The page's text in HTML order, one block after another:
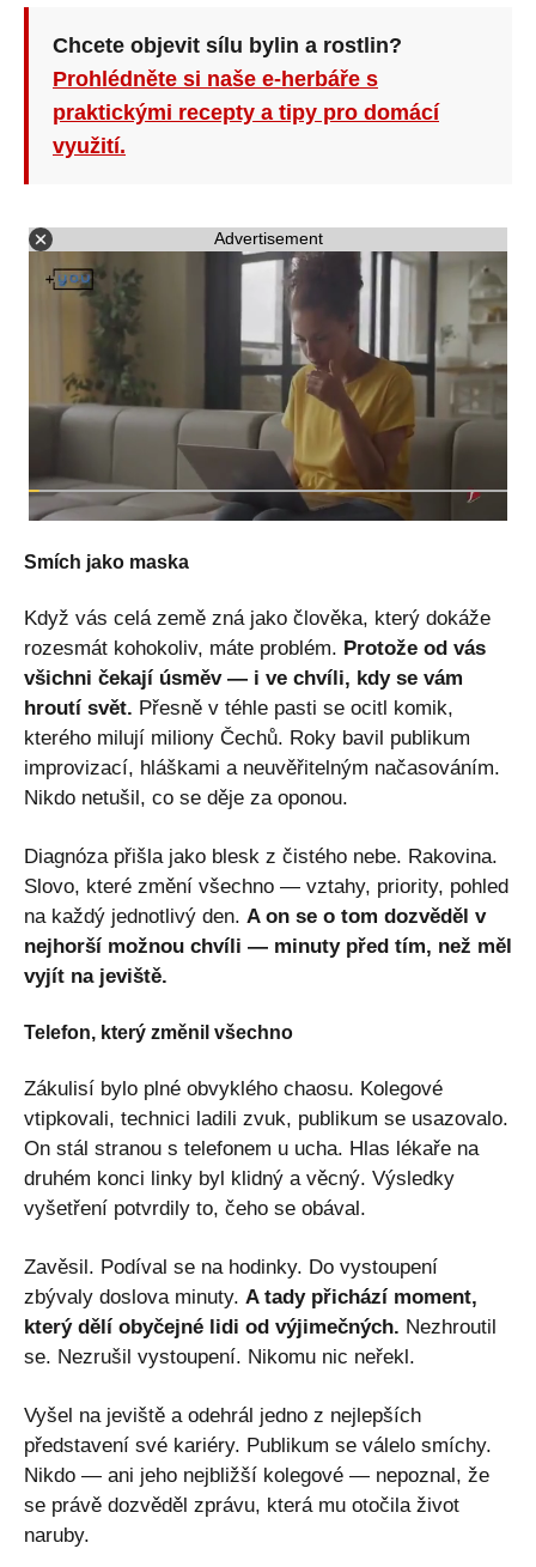
Chcete objevit sílu bylin a rostlin?
Prohlédněte si naše e-herbáře s
praktickými recepty a tipy pro domácí
využití.
Advertisement
Smích jako maska
Když vás celá země zná jako člověka, který dokáže
rozesmát kohokoliv, máte problém. Protože od vás
všichni čekají úsměv — i ve chvíli, kdy se vám
hroutí svět. Přesně v téhle pasti se ocitl komik,
kterého milují miliony Čechů. Roky bavil publikum
improvizací, hláškami a neuvěřitelným načasováním.
Nikdo netušil, co se děje za oponou.
Diagnóza přišla jako blesk z čistého nebe. Rakovina.
Slovo, které změní všechno — vztahy, priority, pohled
na každý jednotlivý den. A on se o tom dozvěděl v
nejhorší možnou chvíli — minuty před tím, než měl
vyjít na jeviště.
Telefon, který změnil všechno
Zákulisí bylo plné obvyklého chaosu. Kolegové
vtipkovali, technici ladili zvuk, publikum se usazovalo.
On stál stranou s telefonem u ucha. Hlas lékaře na
druhém konci linky byl klidný a věcný. Výsledky
vyšetření potvrdily to, čeho se obával.
Zavěsil. Podíval se na hodinky. Do vystoupení
zbývaly doslova minuty. A tady přichází moment,
který dělí obyčejné lidi od výjimečných. Nezhroutil
se. Nezrušil vystoupení. Nikomu nic neřekl.
Vyšel na jeviště a odehrál jedno z nejlepších
představení své kariéry. Publikum se válelo smíchy.
Nikdo — ani jeho nejbližší kolegové — nepoznal, že
se právě dozvěděl zprávu, která mu otočila život
naruby.